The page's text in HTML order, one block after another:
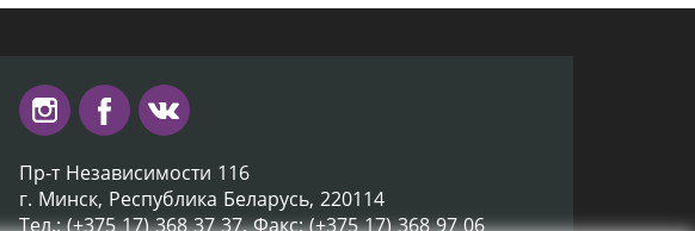
Пр-т Независимости 116
г. Минск, Республика Беларусь, 220114
Тел.: (+375 17) 368 37 37, Факс: (+375 17) 368 97 06